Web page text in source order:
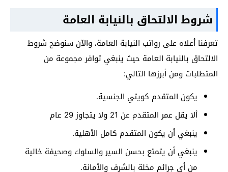
شروط الالتحاق بالنيابة العامة
تعرفنا أعلاه على رواتب النيابة العامة، والآن سنوضح شروط
الالتحاق بالنيابة العامة حيث ينبغي توافر مجموعة من
المتطلبات ومن أبرزها التالي:
يكون المتقدم كويتي الجنسية.
ألا يقل عمر المتقدم عن 21 ولا يتجاوز 29 عام
ينبغي أن يكون المتقدم كامل الأهلية.
ينبغي أن يتمتع بحسن السير والسلوك وصحيفة خالية
من أي جرائم مخلة بالشرف والأمانة.